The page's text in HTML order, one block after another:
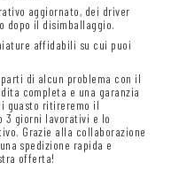
aggiornato, dei driver
dopo il disimballaggio.
affidabili su cui puoi
di alcun problema con il
completa e una garanzia
guasto ritireremo il
3 giorni lavorativi e lo
Grazie alla collaborazione
spedizione rapida e
offerta!